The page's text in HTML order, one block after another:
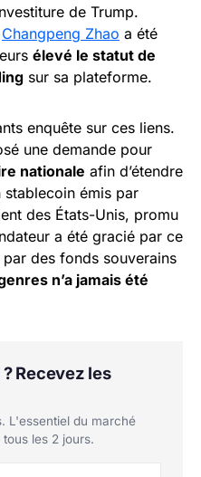
de Trump.
Changpeng Zhao a été
élevé le statut de
sur sa plateforme.
enquête sur ces liens.
une demande pour
nationale afin d’étendre
stablecoin émis par
des États-Unis, promu
a été gracié par ce
des fonds souverains
n’a jamais été
Recevez les
L'essentiel du marché
les 2 jours.